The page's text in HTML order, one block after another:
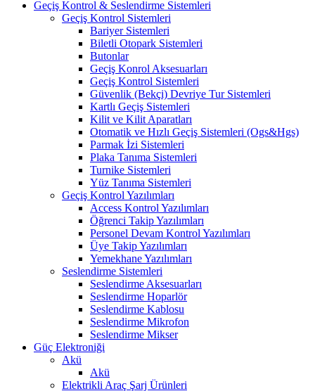
Geçiş Kontrol & Seslendirme Sistemleri
Geçiş Kontrol Sistemleri
Bariyer Sistemleri
Biletli Otopark Sistemleri
Butonlar
Geçiş Konrol Aksesuarları
Geçiş Kontrol Sistemleri
Güvenlik (Bekçi) Devriye Tur Sistemleri
Kartlı Geçiş Sistemleri
Kilit ve Kilit Aparatları
Otomatik ve Hızlı Geçiş Sistemleri (Ogs&Hgs)
Parmak İzi Sistemleri
Plaka Tanıma Sistemleri
Turnike Sistemleri
Yüz Tanıma Sistemleri
Geçiş Kontrol Yazılımları
Access Kontrol Yazılımları
Öğrenci Takip Yazılımları
Personel Devam Kontrol Yazılımları
Üye Takip Yazılımları
Yemekhane Yazılımları
Seslendirme Sistemleri
Seslendirme Aksesuarları
Seslendirme Hoparlör
Seslendirme Kablosu
Seslendirme Mikrofon
Seslendirme Mikser
Güç Elektroniği
Akü
Akü
Elektrikli Araç Şarj Ürünleri